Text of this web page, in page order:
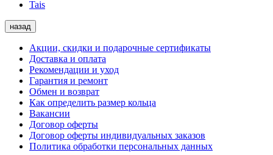
Tais
назад
Акции, скидки и подарочные сертификаты
Доставка и оплата
Рекомендации и уход
Гарантия и ремонт
Обмен и возврат
Как определить размер кольца
Вакансии
Договор оферты
Договор оферты индивидуальных заказов
Политика обработки персональных данных